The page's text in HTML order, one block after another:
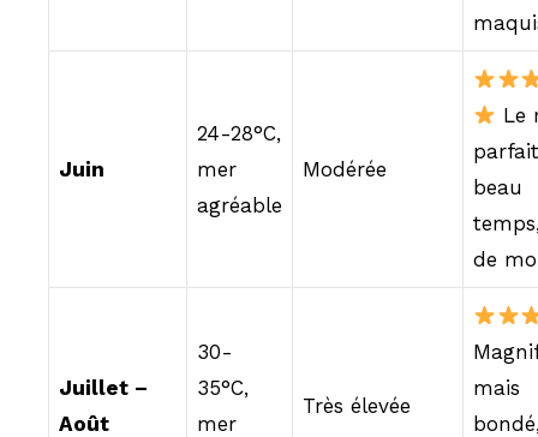
Juin
24-28°C,
mer
agréable
Modérée
Le
beau
de
Juillet –
Août
30-
35°C,
mer
Très élevée
mais